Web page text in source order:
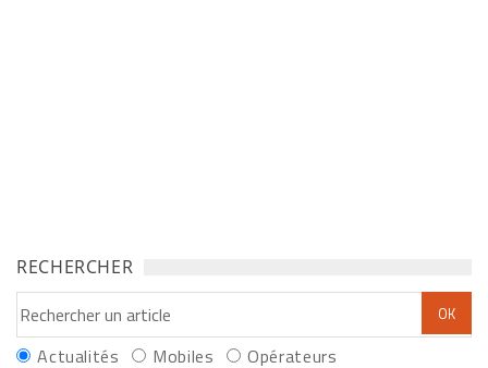
RECHERCHER
Actualités Mobiles Opérateurs